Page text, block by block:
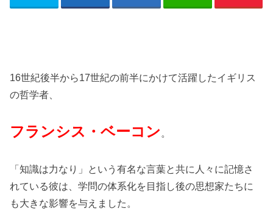
16世紀後半から17世紀の前半にかけて活躍したイギリス
の哲学者、
フランシス・ベーコン 。
「知識は力なり」という有名な言葉と共に人々に記憶さ
れている彼は、学問の体系化を目指し後の思想家たちに
も大きな影響を与えました。